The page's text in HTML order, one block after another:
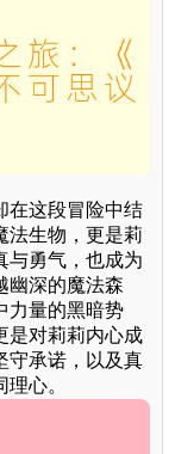
这段冒险中结
法生物，更是莉
与勇气，也成为
幽深的魔法森
力量的黑暗势
是对莉莉内心成
守承诺，以及真
心。